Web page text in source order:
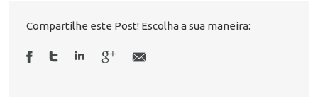
Compartilhe este Post! Escolha a sua maneira: